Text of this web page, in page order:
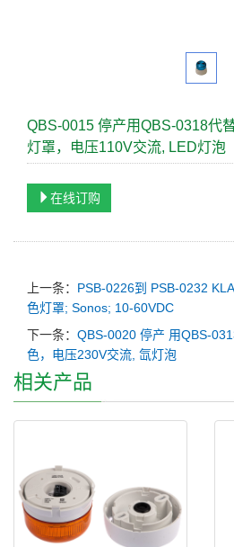
QBS-0015 停产用QBS-0318代
灯罩，电压110V交流, LED灯泡
在线订购
上一条： PSB-0226到 PSB-0232
色灯罩; Sonos; 10-60VDC
下一条： QBS-0020 停产 用QBS-
色，电压230V交流, 氙灯泡
相关产品